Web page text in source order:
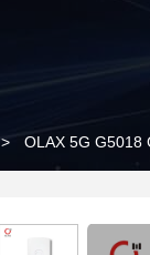
> OLAX 5G G5018